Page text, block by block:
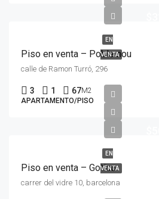
EN
VENTA
Piso en venta – Poble nou
calle de Ramon Turró, 296
3 1 67M2
APARTAMENTO/PISO
EN
VENTA
Piso en venta – Gotico
carrer del vidre 10, barcelona